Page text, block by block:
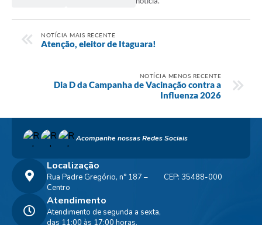
NOTÍCIA MAIS RECENTE
Atenção, eleitor de Itaguara!
NOTÍCIA MENOS RECENTE
Dia D da Campanha de Vacinação contra a
Influenza 2026
Acompanhe nossas Redes Sociais
Localização
Rua Padre Gregório, n° 187 –
Centro
CEP: 35488-000
Atendimento
Atendimento de segunda a sexta,
das 11:00 às 17:00 horas.